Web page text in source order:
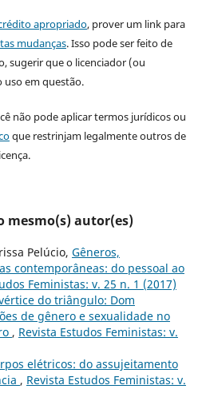
apropriado, prover um link para
mudanças. Isso pode ser feito de
sugerir que o licenciador (ou
uso em questão.
não pode aplicar termos jurídicos ou
que restrinjam legalmente outros de
mesmo(s) autor(es)
Pelúcio, Gêneros,
contemporâneas: do pessoal ao
Feministas: v. 25 n. 1 (2017)
do triângulo: Dom
de gênero e sexualidade no
, Revista Estudos Feministas: v.
elétricos: do assujeitamento
, Revista Estudos Feministas: v.